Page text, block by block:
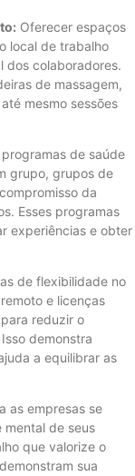
Oferecer espaços
local de trabalho
dos colaboradores.
de massagem,
mesmo sessões
de saúde
grupo, grupos de
da
Esses programas
experiências e obter
de flexibilidade no
e licenças
reduzir o
demonstra
a equilibrar as
as empresas se
mental de seus
que valorize o
sua